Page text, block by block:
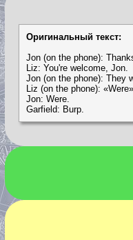
Оригинальный текст:
Jon (on the phone):
Liz: You're welcome, Jon.
Jon (on the phone): They
Liz (on the phone):
Jon: Were.
Garfield: Burp.